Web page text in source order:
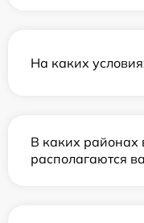
На каких
В каких районах
располагаются